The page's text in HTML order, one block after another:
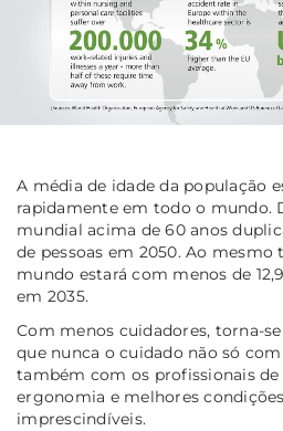
A média de idade da população
rapidamente em todo o mundo.
mundial acima de 60 anos
de pessoas em 2050. Ao mesmo
mundo estará com menos de
em 2035.
Com menos cuidadores, torna-
que nunca o cuidado não só
também com os profissionais
ergonomia e melhores
imprescindíveis.